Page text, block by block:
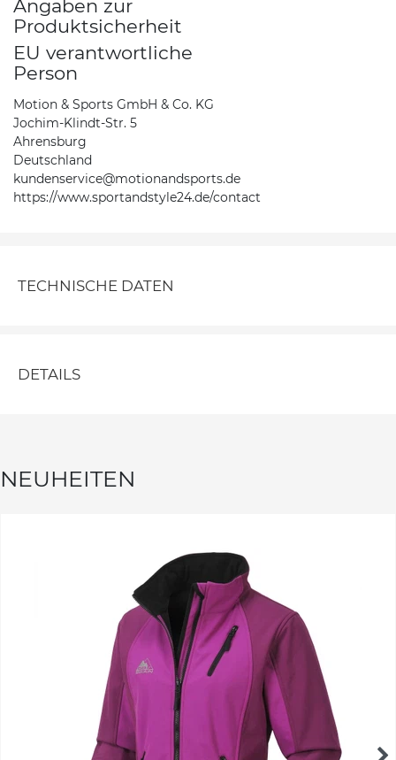
Angaben zur
Produktsicherheit
EU verantwortliche
Person
Motion & Sports GmbH & Co. KG
Jochim-Klindt-Str. 5
Ahrensburg
Deutschland
kundenservice@motionandsports.de
https://www.sportandstyle24.de/contact
TECHNISCHE DATEN
DETAILS
NEUHEITEN